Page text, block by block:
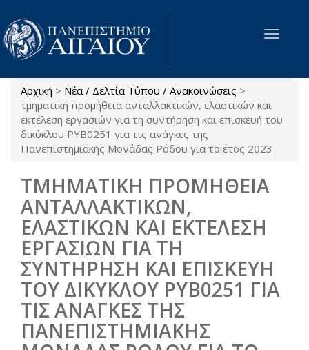
Παράκαμψη προς το κυρίως περιεχόμενο
Toggle
Είστε εδώ
Αρχική > Νέα / Δελτία Τύπου / Ανακοινώσεις >
τμηματική προμήθεια ανταλλακτικών, ελαστικών και
εκτέλεση εργασιών για τη συντήρηση και επισκευή του
δικύκλου ΡΥΒ0251 για τις ανάγκες της
Πανεπιστημιακής Μονάδας Ρόδου για το έτος 2023
ΤΜΗΜΑΤΙΚΗ ΠΡΟΜΗΘΕΙΑ
ΑΝΤΑΛΛΑΚΤΙΚΩΝ,
ΕΛΑΣΤΙΚΩΝ ΚΑΙ ΕΚΤΕΛΕΣΗ
ΕΡΓΑΣΙΩΝ ΓΙΑ ΤΗ
ΣΥΝΤΗΡΗΣΗ ΚΑΙ ΕΠΙΣΚΕΥΗ
ΤΟΥ ΔΙΚΥΚΛΟΥ ΡΥΒ0251 ΓΙΑ
ΤΙΣ ΑΝΑΓΚΕΣ ΤΗΣ
ΠΑΝΕΠΙΣΤΗΜΙΑΚΗΣ